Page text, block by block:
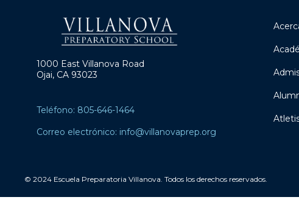
1000 East Villanova Road
Ojai, CA 93023
Teléfono: 805-646-1464
Correo electrónico: info@villanovaprep.org
© 2024 Escuela Preparatoria Villanova. Todos los derechos reservados.